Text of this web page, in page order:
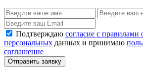
Подтверждаю согласие с правилами
персональных данных и принимаю
соглашение
Отправить заявку